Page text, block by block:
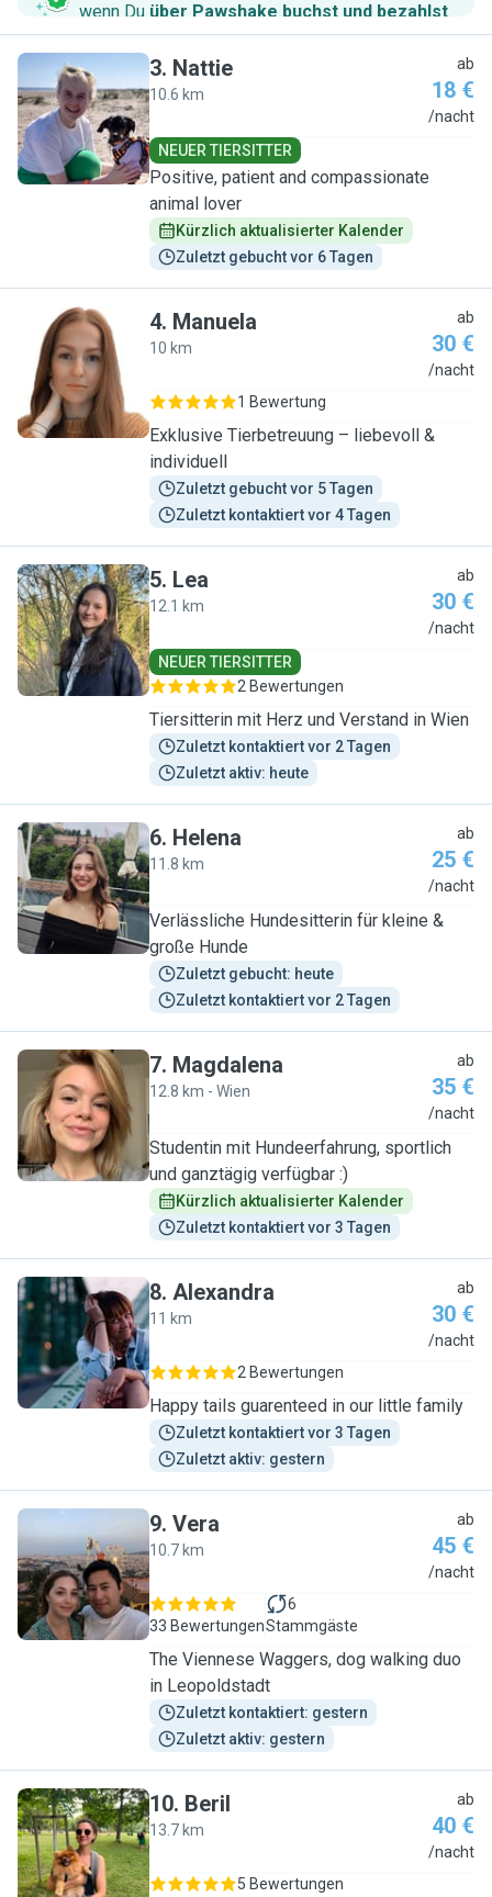
wenn Du über Pawshake buchst und bezahlst.
N
3. Nattie
10.6 km
ab
18 €
/nacht
NEUER TIERSITTER
Positive, patient and compassionate
animal lover
Kürzlich aktualisierter Kalender
Zuletzt gebucht vor 6 Tagen
M
4. Manuela
10 km
ab
30 €
/nacht
1 Bewertung
Exklusive Tierbetreuung – liebevoll &
individuell
Zuletzt gebucht vor 5 Tagen
Zuletzt kontaktiert vor 4 Tagen
L
5. Lea
12.1 km
ab
30 €
/nacht
NEUER TIERSITTER
2 Bewertungen
Tiersitterin mit Herz und Verstand in Wien
Zuletzt kontaktiert vor 2 Tagen
Zuletzt aktiv: heute
H
6. Helena
11.8 km
ab
25 €
/nacht
Verlässliche Hundesitterin für kleine &
große Hunde
Zuletzt gebucht: heute
Zuletzt kontaktiert vor 2 Tagen
M
7. Magdalena
12.8 km - Wien
ab
35 €
/nacht
Studentin mit Hundeerfahrung, sportlich
und ganztägig verfügbar :)
Kürzlich aktualisierter Kalender
Zuletzt kontaktiert vor 3 Tagen
A
8. Alexandra
11 km
ab
30 €
/nacht
2 Bewertungen
Happy tails guarenteed in our little family
Zuletzt kontaktiert vor 3 Tagen
Zuletzt aktiv: gestern
V
9. Vera
10.7 km
ab
45 €
/nacht
33 Bewertungen
6
Stammgäste
The Viennese Waggers, dog walking duo
in Leopoldstadt
Zuletzt kontaktiert: gestern
Zuletzt aktiv: gestern
B
10. Beril
13.7 km
ab
40 €
/nacht
5 Bewertungen